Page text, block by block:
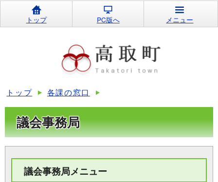
トップ PC版へ メニュー
トップ 各課の窓口
議会事務局
議会事務局メニュー